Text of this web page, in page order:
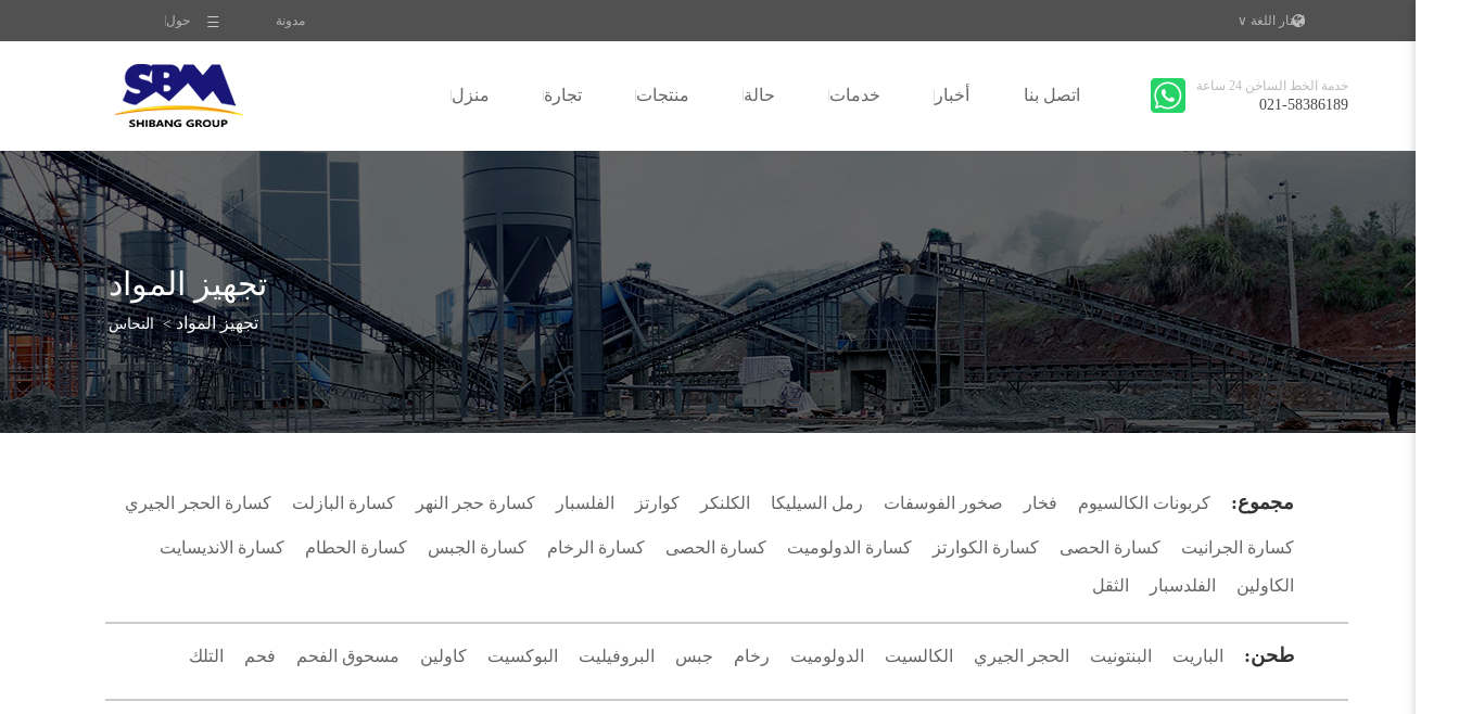
اختار اللغة ∨ حول مدونة
منزل تجارة منتجات حالة خدمات أخبار اتصل بنا خدمة الخط الساخن 24 ساعة
021-58386189
تجهيز المواد
تجهيز المواد النحاس
مجموع: كربونات الكالسيوم فخار صخور الفوسفات رمل السيليكا الكلنكر كوارتز الفلسبار كسارة حجر النهر كسارة البازلت كسارة الحجر الجيري
كسارة الجرانيت كسارة الحصى كسارة الكوارتز كسارة الدولوميت كسارة الحصى كسارة الرخام كسارة الجبس كسارة الحطام كسارة الانديسايت
الكاولين الفلدسبار الثقل
طحن: الباريت البنتونيت الحجر الجيري الكالسيت الدولوميت رخام جبس البروفيليت البوكسيت كاولين مسحوق الفحم فحم التلك